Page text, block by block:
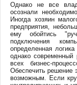
Однако не все
осознали
Иногда хозяин
предприятия,
ему обойтись
подключения
определенная логика
однако современный
всех бизнес-
Обеспечить решение
возможным. Если